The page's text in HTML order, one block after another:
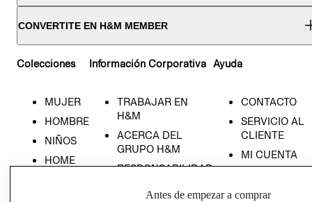
CONVERTITE EN H&M MEMBER
Colecciones
MUJER
HOMBRE
NIÑOS
HOME
Información Corporativa
TRABAJAR EN
H&M
ACERCA DEL
GRUPO H&M
RESPONSABILIDAD
Ayuda
CONTACTO
SERVICIO AL
CLIENTE
MI CUENTA
Antes de empezar a comprar